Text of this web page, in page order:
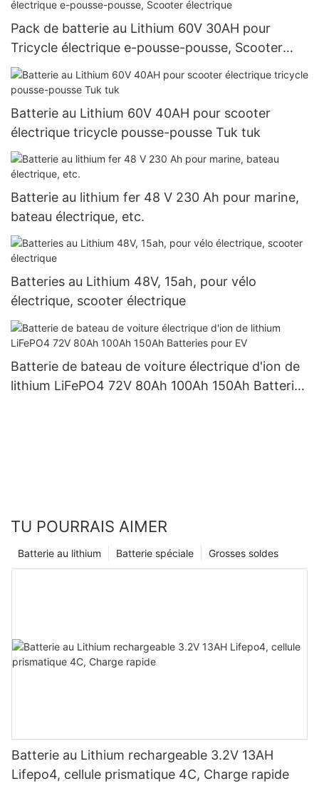
Pack de batterie au Lithium 60V 30AH pour
Tricycle électrique e-pousse-pousse, Scooter
électrique
Batterie au Lithium 60V 40AH pour scooter
électrique tricycle pousse-pousse Tuk tuk
Batterie au lithium fer 48 V 230 Ah pour marine,
bateau électrique, etc.
Batteries au Lithium 48V, 15ah, pour vélo
électrique, scooter électrique
Batterie de bateau de voiture électrique d'ion de
lithium LiFePO4 72V 80Ah 100Ah 150Ah Batteries
TU POURRAIS AIMER
Grosses soldes
Batterie spéciale
Batterie au lithium
Batterie au Lithium rechargeable 3.2V 13AH
Lifepo4, cellule prismatique 4C, Charge rapide